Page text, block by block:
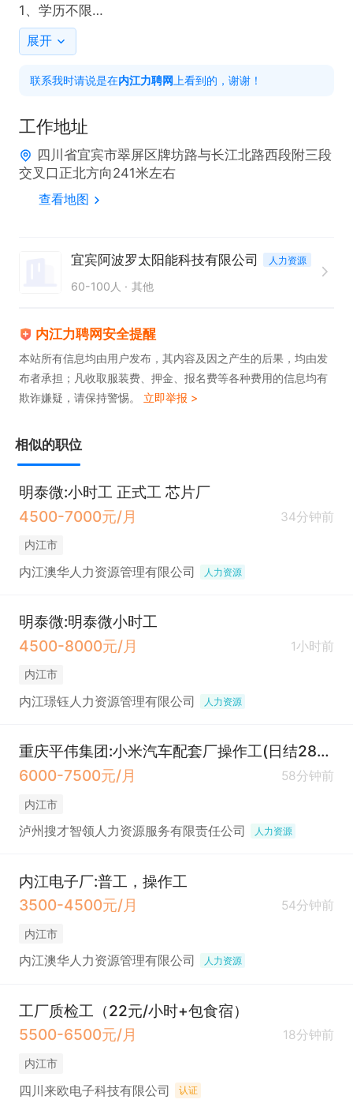
1、学历不限
二、薪资待遇：
正式工：底薪制底薪2200-2800+加班费+全勤+绩效
动法核算，即：平时1.5倍，周末2倍，节假日3倍。综
合薪资6000-7500
如：电工焊工等。薪资详谈
四、【住宿】【饮食】工厂统一安排免费包吃住，吃
展开
联系我时请说是在内江力聘网 上看到的，谢谢！
工作地址
四川省宜宾市翠屏区牌坊路与长江北路西段附三段
交叉口正北方向241米左右
查看地图
宜宾阿波罗太阳能科技有限公司 人力资源
60-100人 其他
内江力聘网安全提醒
本站所有信息均由用户发布，其内容及因之产生的后果，均由发
布者承担；凡收取服装费、押金、报名费等各种费用的信息均有
欺诈嫌疑，请保持警惕。 立即举报 >
相似的职位
明泰微:小时工 正式工 芯片厂
4500-7000元/月
34分钟前
内江市
内江澳华人力资源管理有限公司 人力资源
明泰微:明泰微小时工
4500-8000元/月
1小时前
内江市
内江璟钰人力资源管理有限公司 人力资源
重庆平伟集团:小米汽车配套厂操作工(日结280一天+包吃住）Z
6000-7500元/月
58分钟前
内江市
泸州搜才智领人力资源服务有限责任公司 人力资源
内江电子厂:普工，操作工
3500-4500元/月
54分钟前
内江市
内江澳华人力资源管理有限公司 人力资源
工厂质检工（22元/小时+包食宿）
5500-6500元/月
18分钟前
内江市
四川来欧电子科技有限公司 认证